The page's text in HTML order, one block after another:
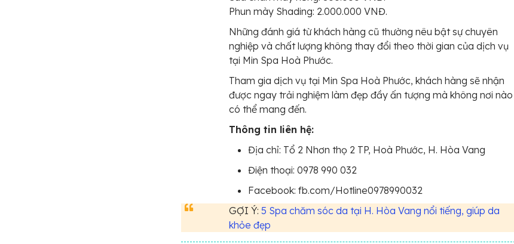
Phun mày Shading: 2.000.000 VNĐ.
Những đánh giá từ khách hàng cũ thường nêu bật sự chuyên
nghiệp và chất lượng không thay đổi theo thời gian của dịch vụ
tại Min Spa Hoà Phước.
Tham gia dịch vụ tại Min Spa Hoà Phước, khách hàng sẽ nhận
được ngay trải nghiệm làm đẹp đầy ấn tượng mà không nơi nào
có thể mang đến.
Thông tin liên hệ:
Địa chỉ: Tổ 2 Nhơn thọ 2 TP, Hoà Phước, H. Hòa Vang
Điện thoại: 0978 990 032
Facebook: fb.com/Hotline0978990032
GỢI Ý:5 Spa chăm sóc da tại H. Hòa Vang nổi tiếng, giúp da
khỏe đẹp